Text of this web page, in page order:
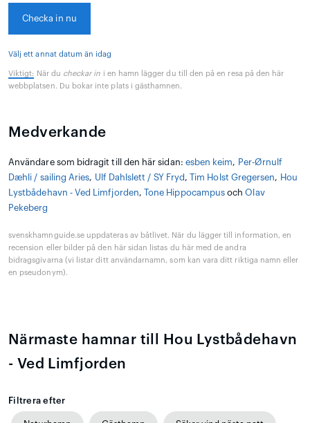
Checka in nu
Välj ett annat datum än idag
Viktigt: När du checkar in i en hamn lägger du till den på en resa på den här
webbplatsen. Du bokar inte plats i gästhamnen.
Medverkande
Användare som bidragit till den här sidan: esben keim, Per-Ørnulf
Dæhli / sailing Aries, Ulf Dahlslett / SY Fryd , Tim Holst Gregersen, Hou
Lystbådehavn - Ved Limfjorden, Tone Hippocampus ochOlav
Pekeberg
svenskhamnguide.se uppdateras av båtlivet. När du lägger till information, en
recension eller bilder på den här sidan listas du här med de andra
bidragsgivarna (vi listar ditt användarnamn, som kan vara ditt riktiga namn eller
en pseudonym).
Närmaste hamnar till Hou Lystbådehavn
- Ved Limfjorden
Filtrera efter